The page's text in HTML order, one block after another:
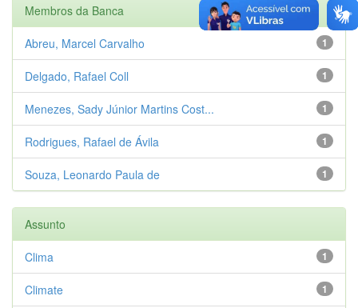
Membros da Banca
1
Abreu, Marcel Carvalho
1
Delgado, Rafael Coll
1
Menezes, Sady Júnior Martins Cost...
1
Rodrigues, Rafael de Ávila
1
Souza, Leonardo Paula de
Assunto
1
Clima
1
Climate